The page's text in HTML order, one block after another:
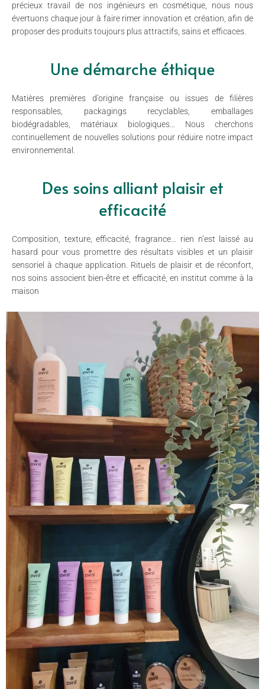
précieux travail de nos ingénieurs en cosmétique, nous nous
évertuons chaque jour à faire rimer innovation et création, afin de
proposer des produits toujours plus attractifs, sains et efficaces.
Une démarche éthique
Matières premières d’origine française ou issues de filières
responsables, packagings recyclables, emballages
biodégradables, matériaux biologiques… Nous cherchons
continuellement de nouvelles solutions pour réduire notre impact
environnemental.
Des soins alliant plaisir et
efficacité
Composition, texture, efficacité, fragrance… rien n’est laissé au
hasard pour vous promettre des résultats visibles et un plaisir
sensoriel à chaque application. Rituels de plaisir et de réconfort,
nos soins associent bien-être et efficacité, en institut comme à la
maison